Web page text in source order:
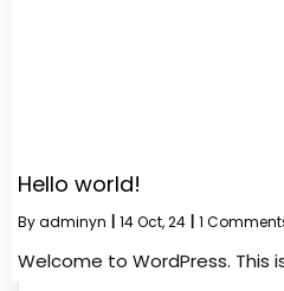
Hello world!
Byadminyn 14Oct, 24 1
Welcome to WordPress. This